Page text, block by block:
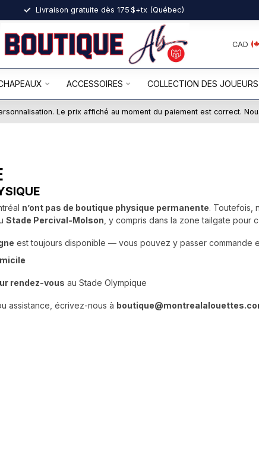
Livraison gratuite dès 175 $+tx (Québec)
CAD
ACCESSOIRES COLLECTION DES JOUEURS
Le prix affiché au moment du paiement est correct.
n’ont pas de boutique physique permanente. Toutefois,
Stade Percival-Molson , y compris dans la zone tailgate pour
est toujours disponible — vous pouvez y passer commande
rendez-vous au Stade Olympique
assistance, écrivez-nous à